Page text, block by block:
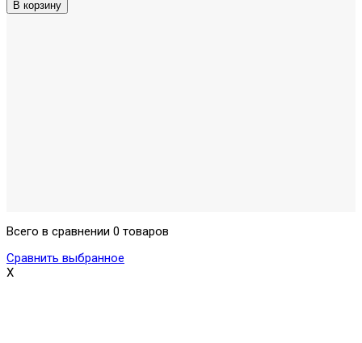
Всего в сравнении 0 товаров
Сравнить выбранное
X